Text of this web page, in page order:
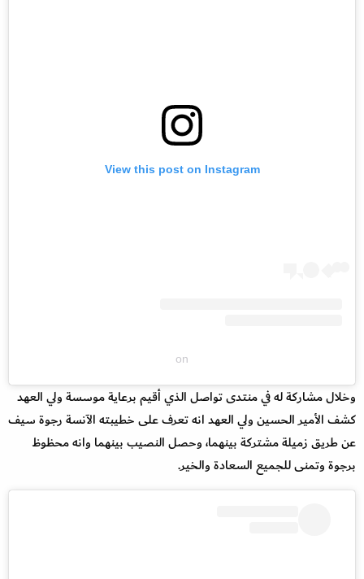
View this post on Instagram
on
وخلال مشاركة له في منتدى تواصل الذي أقيم برعاية موسسة ولي العهد
كشف الأمير الحسين ولي العهد انه تعرف على خطيبته الآنسة رجوة سيف
عن طريق زميلة مشتركة بينهما، وحصل النصيب بينهما وانه محظوظ
برجوة وتمنى للجميع السعادة والخير.